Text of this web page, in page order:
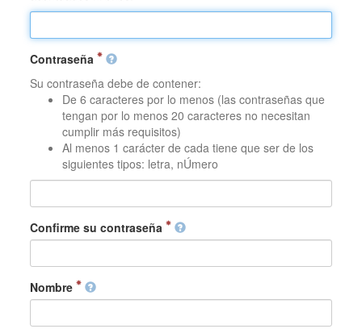
Contraseña
Su contraseña debe de contener:
De 6 caracteres por lo menos (las contraseñas que
tengan por lo menos 20 caracteres no necesitan
cumplir más requisitos)
Al menos 1 carácter de cada tiene que ser de los
siguientes tipos: letra, nÚmero
Confirme su contraseña
Nombre